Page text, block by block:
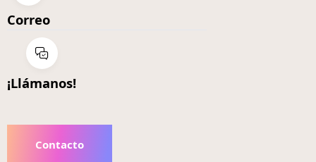
Correo
¡Llámanos!
Contacto